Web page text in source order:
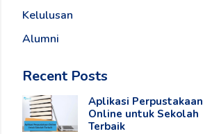
Kelulusan
Alumni
Recent Posts
Aplikasi Perpustakaan
Online untuk Sekolah
Terbaik